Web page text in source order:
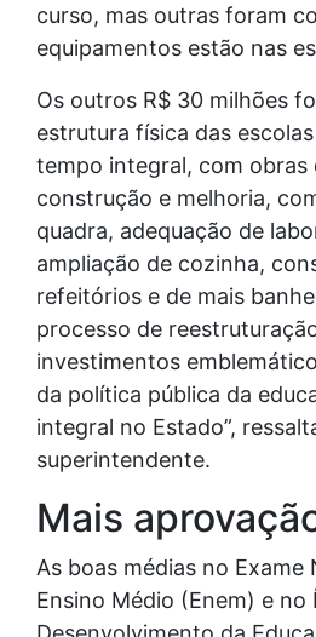
curso, mas outras foram
equipamentos estão nas
Os outros R$ 30 milhões
estrutura física das
tempo integral, com obras
construção e melhoria,
quadra, adequação de
ampliação de cozinha,
refeitórios e de mais
processo de
investimentos
da política pública da
integral no Estado”,
superintendente.
Mais
As boas médias no Exame
Ensino Médio (Enem) e no